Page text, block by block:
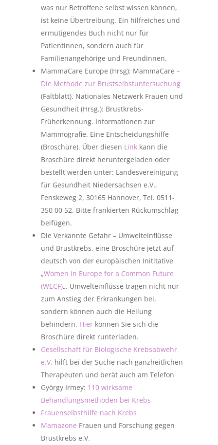
was nur Betroffene selbst wissen können,
ist keine Übertreibung. Ein hilfreiches und
ermutigendes Buch nicht nur für
Patientinnen, sondern auch für
Familienangehörige und Freundinnen.
MammaCare Europe (Hrsg): MammaCare –
Die Methode zur Brustselbstuntersuchung
(Faltblatt). Nationales Netzwerk Frauen und
Gesundheit (Hrsg.): Brustkrebs-
Früherkennung. Informationen zur
Mammografie. Eine Entscheidungshilfe
(Broschüre). Über diesen Linkkann die
Broschüre direkt heruntergeladen oder
bestellt werden unter: Landesvereinigung
für Gesundheit Niedersachsen e.V.,
Fenskeweg 2, 30165 Hannover, Tel. 0511-
350 00 52. Bitte frankierten Rückumschlag
beifügen.
Die Verkannte Gefahr – Umwelteinflüsse
und Brustkrebs, eine Broschüre jetzt auf
deutsch von der europäischen Inititative
„Women in Europe for a Common Future
(WECF)„. Umwelteinflüsse tragen nicht nur
zum Anstieg der Erkrankungen bei,
sondern können auch die Heilung
behindern. Hier können Sie sich die
Broschüre direkt runterladen.
Gesellschaft für Biologische Krebsabwehr
e.V. hilft bei der Suche nach ganzheitlichen
Therapeuten und berät auch am Telefon
György Irmey: 110 wirksame
Behandlungsmethoden bei Krebs
Frauenselbsthilfe nach Krebs
Mamazone Frauen und Forschung gegen
Brustkrebs e.V.